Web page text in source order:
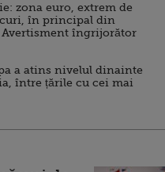
zona euro, extrem de
în principal din
îngrijorător
a atins nivelul dinainte
între țările cu cei mai